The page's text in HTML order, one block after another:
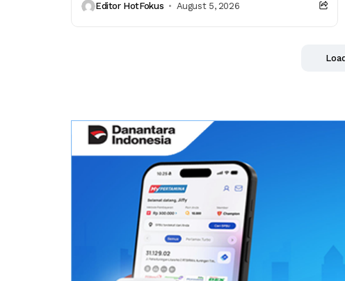
hulu migas. Pertemuan tersebut menjadi...
Editor HotFokus August 5, 2026